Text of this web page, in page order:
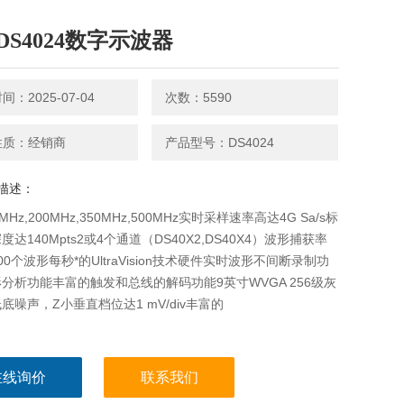
数字示波器
间：2025-07-04 次数：5590
：经销商 产品型号：DS4024
述：
实时采样速率高达4G Sa/s标
达140Mpts2或4个通道（DS40X2,DS40X4）波形捕获率
个波形每秒*的UltraVision技术硬件实时波形不间断录制功
析功能丰富的触发和总线的解码功能9英寸WVGA 256级灰
噪声，Z小垂直档位达1 mV/div丰富的
询价 联系我们